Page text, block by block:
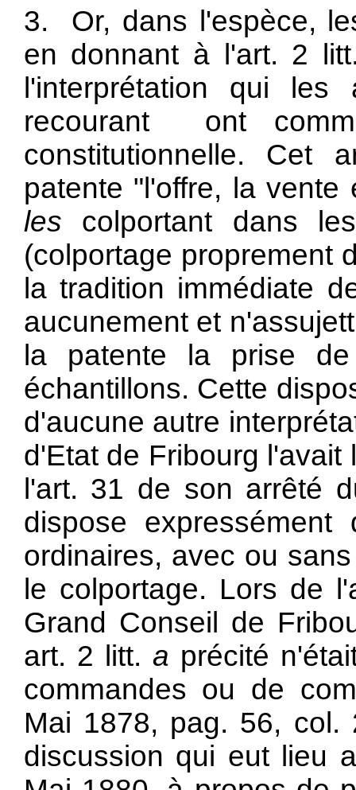
3. Or, dans l'espèce,
en donnant à l'art. 2
l'interprétation qui
recourant ont
constitutionnelle. Cet
patente "l'offre, la
les colportant dans
(colportage proprement
la tradition immédiate
aucunement et
la patente la prise
échantillons. Cette
d'aucune autre
d'Etat de Fribourg
l'art. 31 de son arrêté
dispose
ordinaires, avec ou
le colportage. Lors de
Grand Conseil de
art. 2 litt. a précité
commandes ou de
Mai 1878, pag. 56,
discussion qui eut lieu